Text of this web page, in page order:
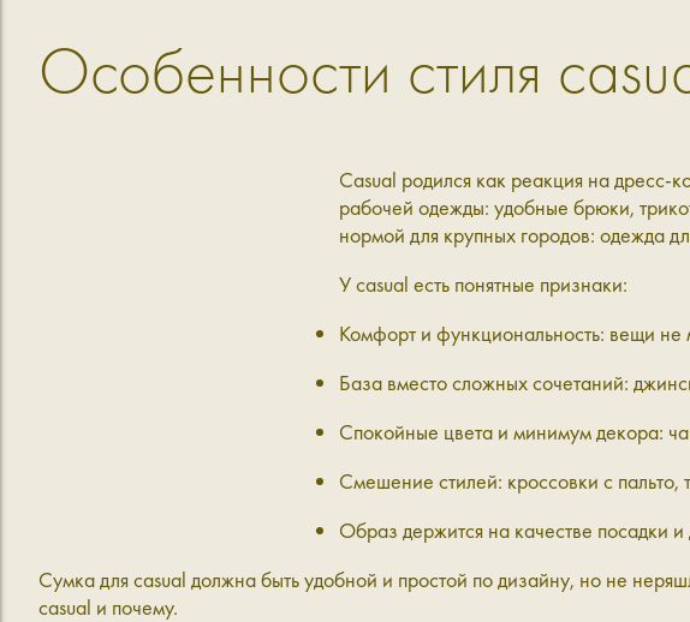
Особенности стиля
Casual родился как реакция на дресс-
рабочей одежды: удобные брюки,
нормой для крупных городов: одежда
У casual есть понятные признаки:
Комфорт и функциональность: вещи не
База вместо сложных сочетаний:
Спокойные цвета и минимум декора:
Смешение стилей: кроссовки с
Образ держится на качестве посадки
Сумка для casual должна быть удобной и простой по дизайну, но не
casual и почему.